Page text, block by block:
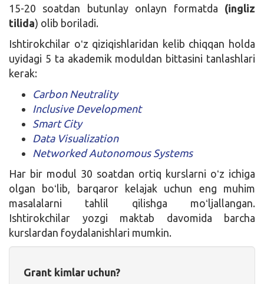
15-20 soatdan butunlay onlayn formatda (ingliz
tilida) olib boriladi.
Ishtirokchilar oʻz qiziqishlaridan kelib chiqqan holda
uyidagi 5 ta akademik moduldan bittasini tanlashlari
kerak:
Carbon Neutrality
Inclusive Development
Smart City
Data Visualization
Networked Autonomous Systems
Har bir modul 30 soatdan ortiq kurslarni oʻz ichiga
olgan boʻlib, barqaror kelajak uchun eng muhim
masalalarni tahlil qilishga moʻljallangan.
Ishtirokchilar yozgi maktab davomida barcha
kurslardan foydalanishlari mumkin.
Grant kimlar uchun?